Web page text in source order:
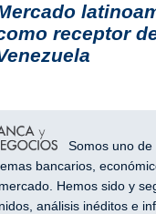
receptor
Somos uno
bancarios,
Hemos sido y
análisis inéditos e